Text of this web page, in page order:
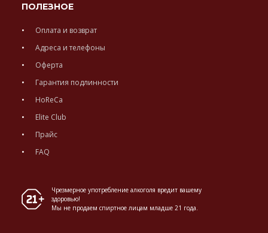
ПОЛЕЗНОЕ
Оплата и возврат
Адреса и телефоны
Оферта
Гарантия подлинности
HoReCa
Elite Club
Прайс
FAQ
Чрезмерное употребление алкоголя вредит вашему
здоровью!
Мы не продаем спиртное лицам младше 21 года.